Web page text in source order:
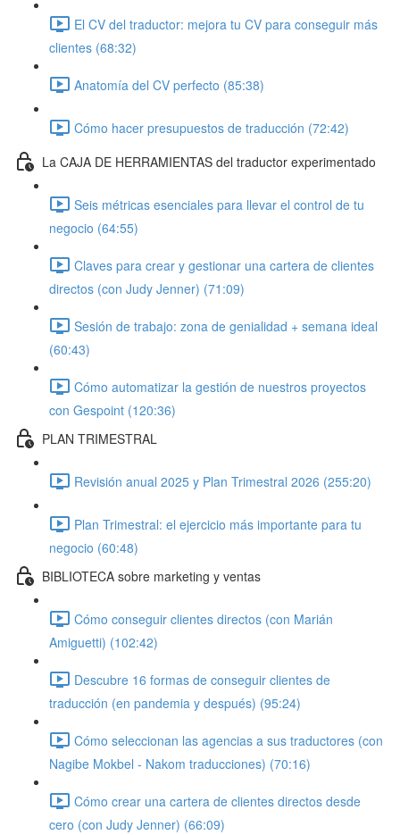
El CV del traductor: mejora tu CV para conseguir más
clientes (68:32)
Anatomía del CV perfecto (85:38)
Cómo hacer presupuestos de traducción (72:42)
La CAJA DE HERRAMIENTAS del traductor experimentado
Seis métricas esenciales para llevar el control de tu
negocio (64:55)
Claves para crear y gestionar una cartera de clientes
directos (con Judy Jenner) (71:09)
Sesión de trabajo: zona de genialidad + semana ideal
(60:43)
Cómo automatizar la gestión de nuestros proyectos
con Gespoint (120:36)
PLAN TRIMESTRAL
Revisión anual 2025 y Plan Trimestral 2026 (255:20)
Plan Trimestral: el ejercicio más importante para tu
negocio (60:48)
BIBLIOTECA sobre marketing y ventas
Cómo conseguir clientes directos (con Marián
Amiguetti) (102:42)
Descubre 16 formas de conseguir clientes de
traducción (en pandemia y después) (95:24)
Cómo seleccionan las agencias a sus traductores (con
Nagibe Mokbel - Nakom traducciones) (70:16)
Cómo crear una cartera de clientes directos desde
cero (con Judy Jenner) (66:09)